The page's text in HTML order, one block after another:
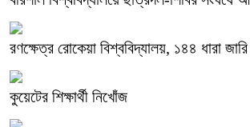
রণক্ষেত্র রোকেয়া বিশ্ববিদ্যালয়, ১৪৪ ধারা জারি
কুয়েটের শিক্ষার্থী নিখোঁজ